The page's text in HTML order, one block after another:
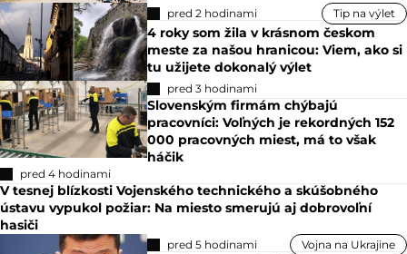
pred 2 hodinami Tip na výlet
4 roky som žila v krásnom českom
meste za našou hranicou: Viem, ako si
tu užijete dokonalý výlet
pred 3 hodinami
Slovenským firmám chýbajú
pracovníci: Voľných je rekordných 152
000 pracovných miest, má to však
háčik
pred 4 hodinami
V tesnej blízkosti Vojenského technického a skúšobného
ústavu vypukol požiar: Na miesto smerujú aj dobrovoľní
hasiči
pred 5 hodinami Vojna na Ukrajine